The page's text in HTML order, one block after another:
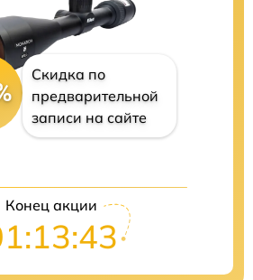
Скидка по
предварительной
записи на сайте
Конец акции